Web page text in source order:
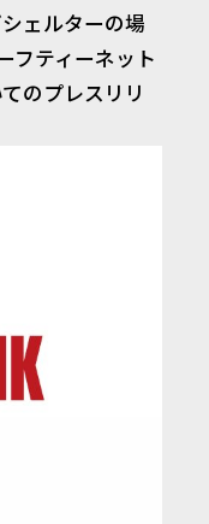
ェルターの場
フティーネット
のプレスリリ